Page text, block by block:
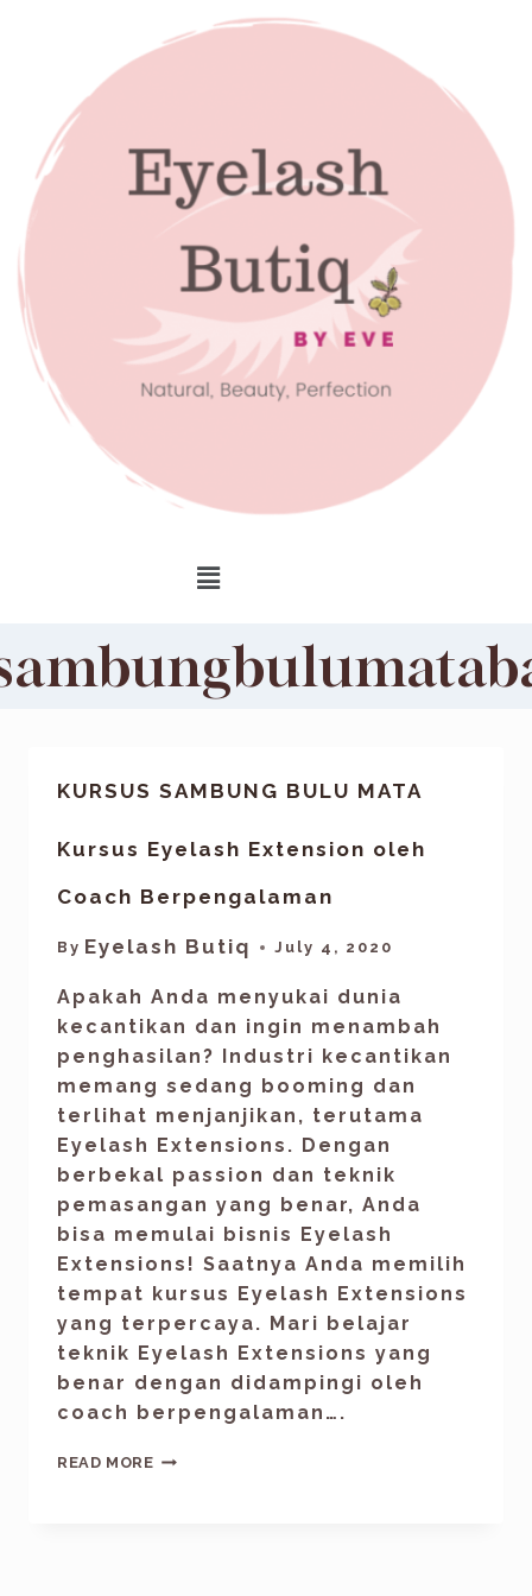
KURSUS SAMBUNG BULU MATA
Kursus Eyelash Extension oleh
Coach Berpengalaman
By Eyelash Butiq July 4, 2020
Apakah Anda menyukai dunia
kecantikan dan ingin menambah
penghasilan? Industri kecantikan
memang sedang booming dan
terlihat menjanjikan, terutama
Eyelash Extensions. Dengan
berbekal passion dan teknik
pemasangan yang benar, Anda
bisa memulai bisnis Eyelash
Extensions! Saatnya Anda memilih
tempat kursus Eyelash Extensions
yang terpercaya. Mari belajar
teknik Eyelash Extensions yang
benar dengan didampingi oleh
coach berpengalaman….
READ MORE